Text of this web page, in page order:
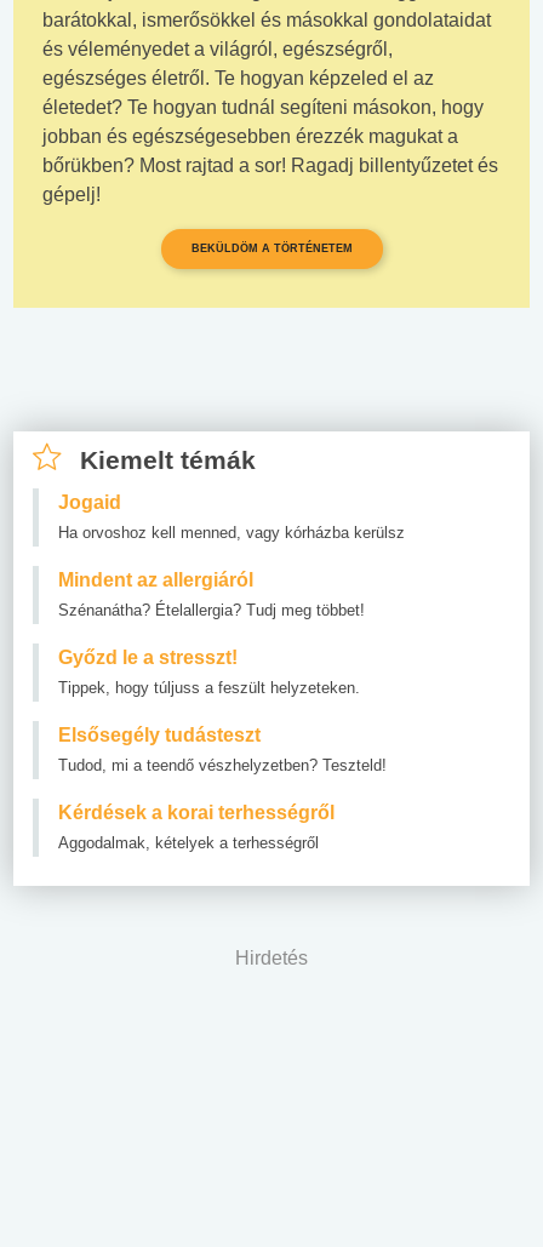
barátokkal, ismerősökkel és másokkal gondolataidat
és véleményedet a világról, egészségről,
egészséges életről. Te hogyan képzeled el az
életedet? Te hogyan tudnál segíteni másokon, hogy
jobban és egészségesebben érezzék magukat a
bőrükben? Most rajtad a sor! Ragadj billentyűzetet és
gépelj!
BEKÜLDÖM A TÖRTÉNETEM
Kiemelt témák
Jogaid
Ha orvoshoz kell menned, vagy kórházba kerülsz
Mindent az allergiáról
Szénanátha? Ételallergia? Tudj meg többet!
Győzd le a stresszt!
Tippek, hogy túljuss a feszült helyzeteken.
Elsősegély tudásteszt
Tudod, mi a teendő vészhelyzetben? Teszteld!
Kérdések a korai terhességről
Aggodalmak, kételyek a terhességről
Hirdetés